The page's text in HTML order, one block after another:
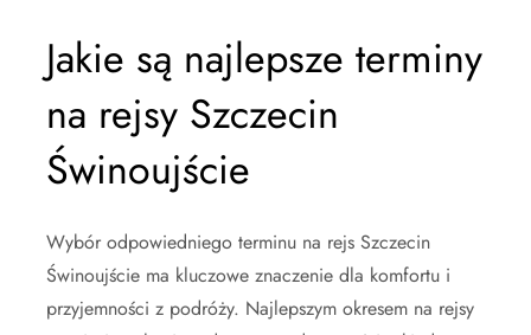
Jakie są najlepsze terminy
na rejsy Szczecin
Świnoujście
Wybór odpowiedniego terminu na rejs Szczecin
Świnoujście ma kluczowe znaczenie dla komfortu i
przyjemności z podróży. Najlepszym okresem na rejsy